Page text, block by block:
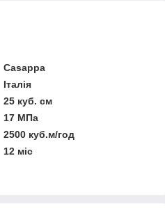
Casappa
Італія
25 куб. см
17 МПа
2500 куб.м/год
12 міс